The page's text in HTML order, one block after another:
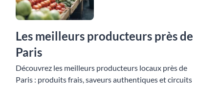
Les meilleurs producteurs près de
Paris
Découvrez les meilleurs producteurs locaux près de
Paris : produits frais, saveurs authentiques et circuits